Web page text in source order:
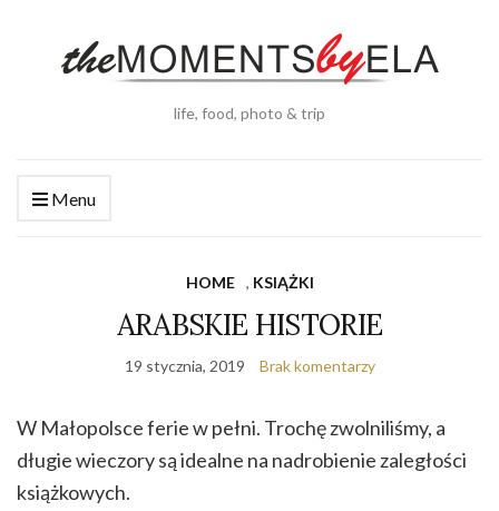
life, food, photo & trip
Menu
HOME , KSIĄŻKI
ARABSKIE HISTORIE
19 stycznia, 2019 Brak komentarzy
W Małopolsce ferie w pełni. Trochę zwolniliśmy, a
długie wieczory są idealne na nadrobienie zaległości
książkowych.